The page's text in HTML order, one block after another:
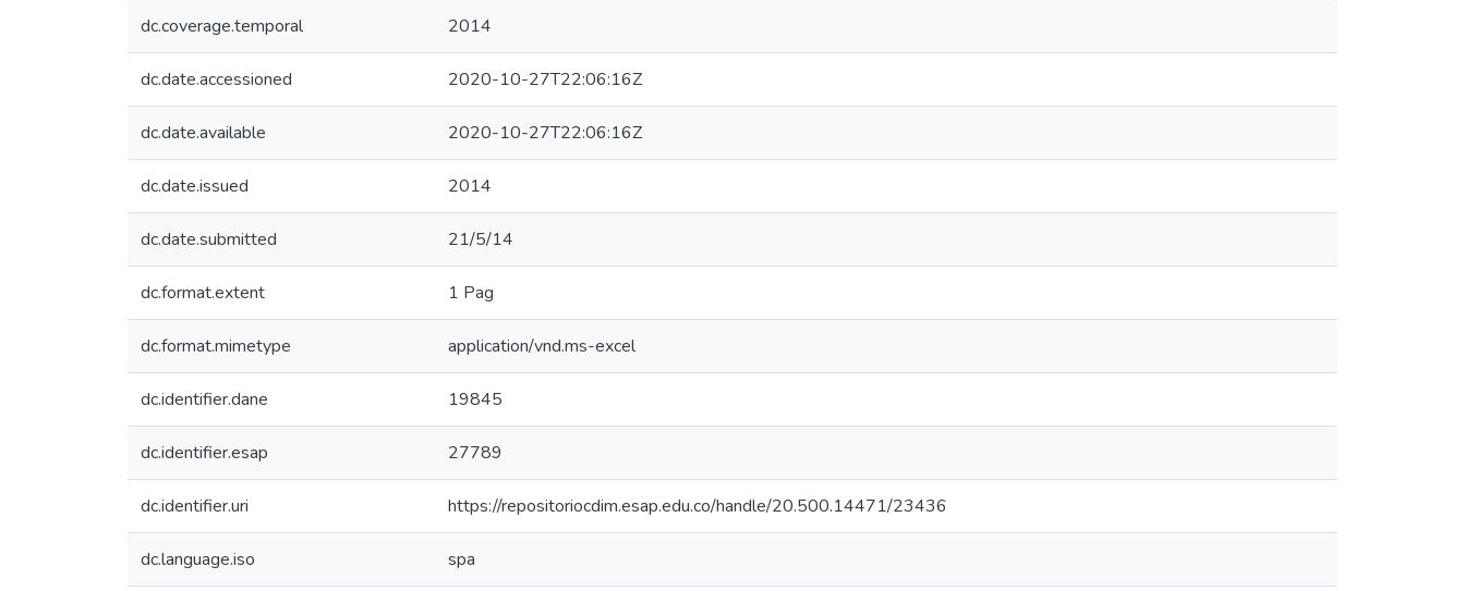
dc.coverage.temporal 2014
dc.date.accessioned 2020-10-27T22:06:16Z
dc.date.available 2020-10-27T22:06:16Z
dc.date.issued 2014
dc.date.submitted 21/5/14
dc.format.extent 1 Pag
dc.format.mimetype application/vnd.ms-excel
dc.identifier.dane 19845
dc.identifier.esap 27789
dc.identifier.uri https://repositoriocdim.esap.edu.co/handle/20.500.14471/23436
dc.language.iso spa